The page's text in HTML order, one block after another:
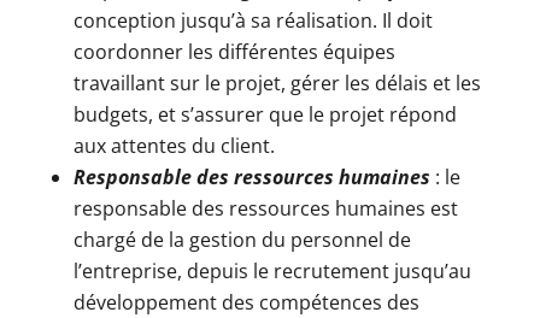
conception jusqu’à sa réalisation. Il doit
coordonner les différentes équipes
travaillant sur le projet, gérer les délais et les
budgets, et s’assurer que le projet répond
aux attentes du client.
Responsable des ressources humaines : le
responsable des ressources humaines est
chargé de la gestion du personnel de
l’entreprise, depuis le recrutement jusqu’au
développement des compétences des